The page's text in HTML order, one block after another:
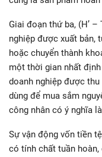
Giai đoạn thứ ba, (H’ –
nghiệp được xuất bản,
hoặc chuyển thành
một thời gian nhất
doanh nghiệp được
dùng để mua sắm
công nhân có ý nghĩa
Sự vận động vốn tiền
có tính chất tuần